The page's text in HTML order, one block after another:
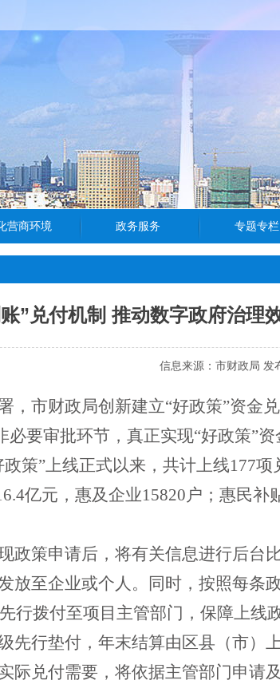
”兑付机制 推动数字政府治理
信息来源：市财政局 发
，市财政局创新建立“好政策”资金
必要审批环节，真正实现“好政策”资
政策”上线正式以来，共计上线177项
亿元，惠及企业15820户；惠民补
政策申请后，将有关信息进行后台
放至企业或个人。同时， 按照每条
行拨付至项目主管部门，保障上线
先行垫付，年末结算由区县（市）上
际兑付需要，将依据主管部门申请